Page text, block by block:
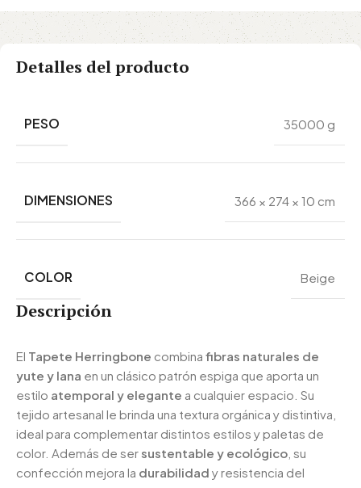
Detalles del producto
PESO 35000 g
DIMENSIONES 366 × 274 × 10 cm
COLOR Beige
Descripción
El Tapete Herringbone combina fibras naturales de
yute y lana en un clásico patrón espiga que aporta un
estilo atemporal y elegante a cualquier espacio. Su
tejido artesanal le brinda una textura orgánica y distintiva,
ideal para complementar distintos estilos y paletas de
color. Además de ser sustentable y ecológico , su
confección mejora la durabilidad y resistencia del